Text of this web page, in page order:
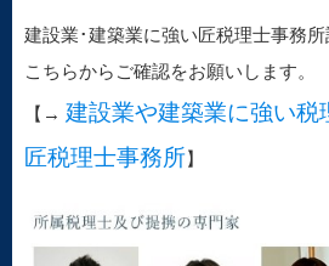
建設業･建築業に強い匠税理士事務所
こちらからご確認をお願いします。
【→ 建設業や建築業に強い税
匠税理士事務所】